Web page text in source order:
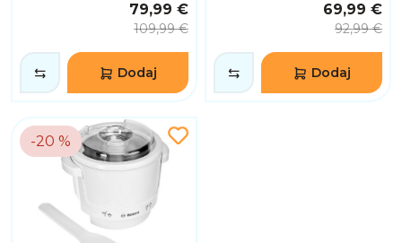
79,99 €
109,99 €
Dodaj
69,99 €
92,99 €
Dodaj
-20 %